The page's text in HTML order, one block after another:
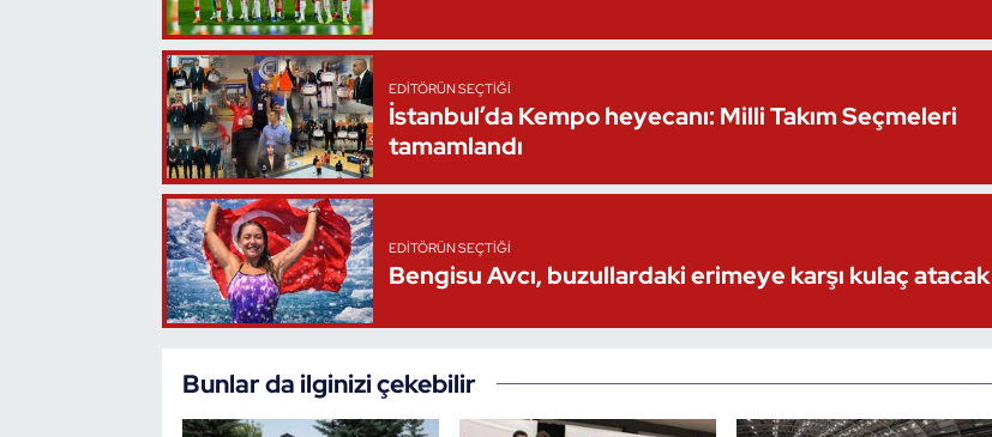
EDITÖRÜN SEÇTIĞI
İstanbul’da Kempo heyecanı: Milli Takım Seçmeleri
tamamlandı
EDITÖRÜN SEÇTIĞI
Bengisu Avcı, buzullardaki erimeye karşı kulaç atacak
Bunlar da ilginizi çekebilir
Sualtı Sporları